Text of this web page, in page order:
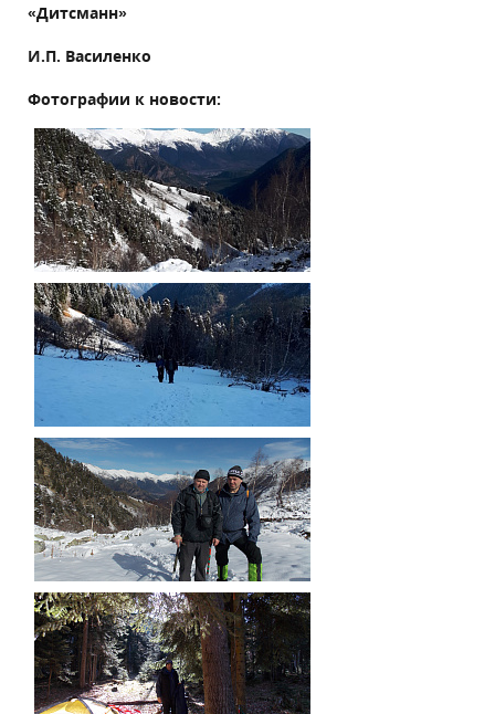
«Дитсманн»
И.П. Василенко
Фотографии к новости: